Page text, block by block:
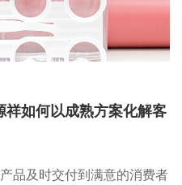
如何以成熟方案化解客
品及时交付到满意的消费者